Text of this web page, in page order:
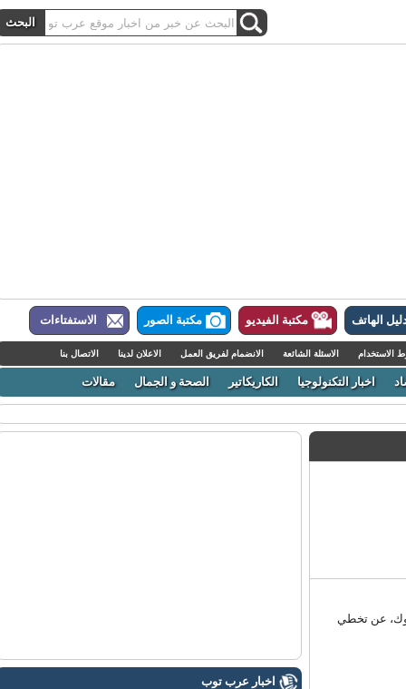
الهاتف مكتبة الفيديو مكتبة الصور الاستفتاءات
الاسئلة الشائعة الانضمام لفريق العمل الاعلان لدينا الاتصال بنا
اخبار التكنولوجيا الكاريكاتير الصحة و الجمال مقالات
عن تخطي
اخبار عرب توب